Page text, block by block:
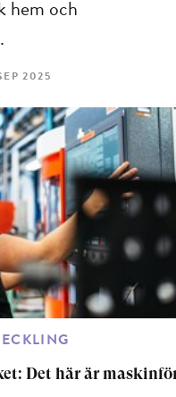
hem och
2025
Det här är